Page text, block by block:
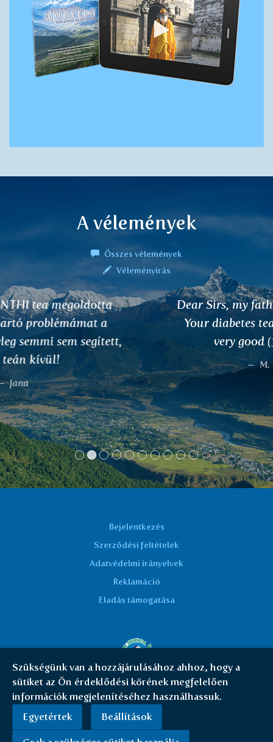
A vélemények
Összes vélemények
Véleményírás
Dear Sirs, my father applies therapy with
Your diabetes tea, and results are very,
very good (3,8). Thank You.
M. Miladinovic
Bejelentkezés
Szerződési feltételek
Adatvédelmi irányelvek
Reklamáció
Eladás támogatása
Cookies
Szükségünk van a hozzájárulásához ahhoz, hogy a
sütiket az Ön érdeklődési körének megfelelően
információk megjelenítéséhez használhassuk.
Egyetértek
Beállítások